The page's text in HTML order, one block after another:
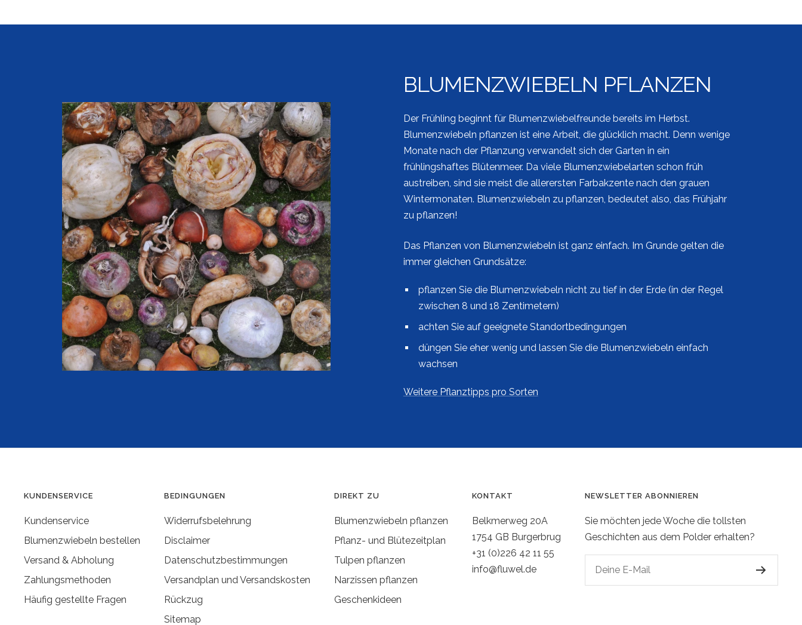
BLUMENZWIEBELN PFLANZEN
Der Frühling beginnt für Blumenzwiebelfreunde bereits im Herbst.
Blumenzwiebeln pflanzen ist eine Arbeit, die glücklich macht. Denn wenige
Monate nach der Pflanzung verwandelt sich der Garten in ein
frühlingshaftes Blütenmeer. Da viele Blumenzwiebelarten schon früh
austreiben, sind sie meist die allerersten Farbakzente nach den grauen
Wintermonaten. Blumenzwiebeln zu pflanzen, bedeutet also, das Frühjahr
zu pflanzen!
Das Pflanzen von Blumenzwiebeln ist ganz einfach. Im Grunde gelten die
immer gleichen Grundsätze:
pflanzen Sie die Blumenzwiebeln nicht zu tief in der Erde (in der Regel
zwischen 8 und 18 Zentimetern)
achten Sie auf geeignete Standortbedingungen
düngen Sie eher wenig und lassen Sie die Blumenzwiebeln einfach
wachsen
Weitere Pflanztipps pro Sorten
KUNDENSERVICE
Kundenservice
Blumenzwiebeln bestellen
Versand & Abholung
Zahlungsmethoden
Häufig gestellte Fragen
BEDINGUNGEN
Widerrufsbelehrung
Disclaimer
Datenschutzbestimmungen
Versandplan und Versandskosten
Rückzug
Sitemap
DIREKT ZU
Blumenzwiebeln pflanzen
Pflanz- und Blütezeitplan
Tulpen pflanzen
Narzissen pflanzen
Geschenkideen
KONTAKT
Belkmerweg 20A
1754 GB Burgerbrug
+31 (0)226 42 11 55
info@fluwel.de
NEWSLETTER ABONNIEREN
Sie möchten jede Woche die tollsten
Geschichten aus dem Polder erhalten?
Deine E-Mail